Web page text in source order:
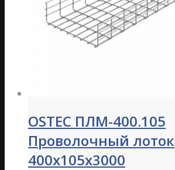
OSTEC ПЛМ-400.105
Проволочный лоток
400х105х3000